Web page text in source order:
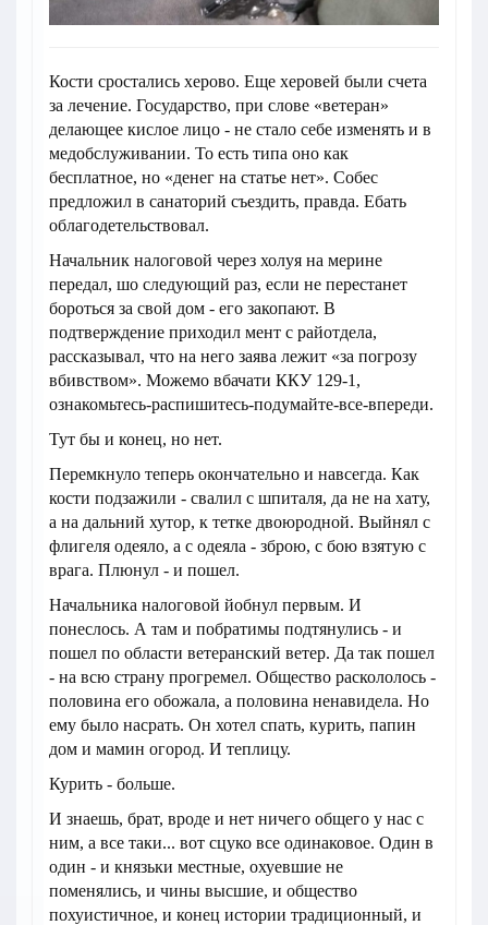
Кости сростались херово. Еще херовей были счета
за лечение. Государство, при слове «ветеран»
делающее кислое лицо - не стало себе изменять и в
медобслуживании. То есть типа оно как
бесплатное, но «денег на статье нет». Собес
предложил в санаторий съездить, правда. Ебать
облагодетельствовал.
Начальник налоговой через холуя на мерине
передал, шо следующий раз, если не перестанет
бороться за свой дом - его закопают. В
подтверждение приходил мент с райотдела,
рассказывал, что на него заява лежит «за погрозу
вбивством». Можемо вбачати ККУ 129-1,
ознакомьтесь-распишитесь-подумайте-все-впереди.
Тут бы и конец, но нет.
Перемкнуло теперь окончательно и навсегда. Как
кости подзажили - свалил с шпиталя, да не на хату,
а на дальний хутор, к тетке двоюродной. Выйнял с
флигеля одеяло, а с одеяла - зброю, с бою взятую с
врага. Плюнул - и пошел.
Начальника налоговой йобнул первым. И
понеслось. А там и побратимы подтянулись - и
пошел по области ветеранский ветер. Да так пошел
- на всю страну прогремел. Общество раскололось -
половина его обожала, а половина ненавидела. Но
ему было насрать. Он хотел спать, курить, папин
дом и мамин огород. И теплицу.
Курить - больше.
И знаешь, брат, вроде и нет ничего общего у нас с
ним, а все таки... вот сцуко все одинаковое. Один в
один - и князьки местные, охуевшие не
поменялись, и чины высшие, и общество
похуистичное, и конец истории традиционный, и